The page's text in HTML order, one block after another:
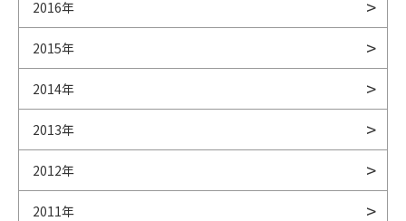
2016年
2015年
2014年
2013年
2012年
2011年